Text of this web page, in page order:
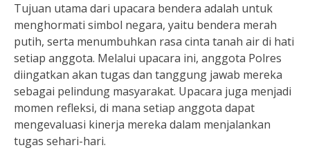
Tujuan utama dari upacara bendera adalah untuk
menghormati simbol negara, yaitu bendera merah
putih, serta menumbuhkan rasa cinta tanah air di hati
setiap anggota. Melalui upacara ini, anggota Polres
diingatkan akan tugas dan tanggung jawab mereka
sebagai pelindung masyarakat. Upacara juga menjadi
momen refleksi, di mana setiap anggota dapat
mengevaluasi kinerja mereka dalam menjalankan
tugas sehari-hari.